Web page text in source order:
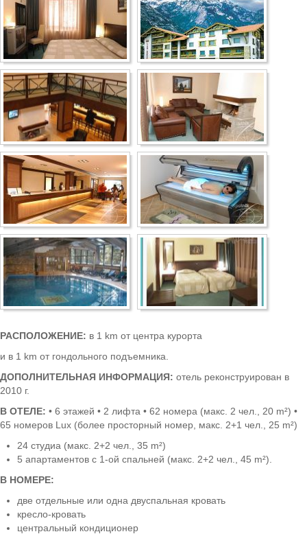
РАСПОЛОЖЕНИЕ: в 1 km от центра курорта
и в 1 km от гондольного подъемника.
ДОПОЛНИТЕЛЬНАЯ ИНФОРМАЦИЯ: отель реконструирован в
2010 г.
В ОТЕЛЕ: • 6 этажей • 2 лифта • 62 номера (макс. 2 чел., 20 m²) •
65 номеров Lux (более просторный номер, макс. 2+1 чел., 25 m²)
24 студиа (макс. 2+2 чел., 35 m²)
5 апартаментов с 1-ой спальней (макс. 2+2 чел., 45 m²).
В НОМЕРЕ:
две отдельные или одна двуспальная кровать
кресло-кровать
центральный кондиционер
Несебр
Аркутино
Дюны
Царево
Китен
Приморско
Ривьера
Балчик
Бургас
Банско
Пампорово